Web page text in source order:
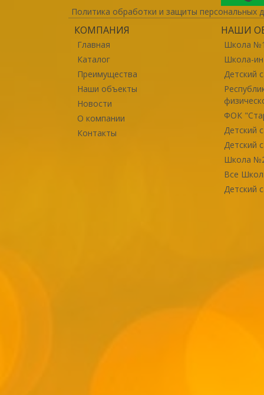
Политика обработки и защиты персональных
КОМПАНИЯ
Главная
Каталог
Преимущества
Наши объекты
Новости
О компании
Контакты
НАШИ
Школа
Школа-
Детский
ФОК
Детский
Детский
Школа
Все
Детский